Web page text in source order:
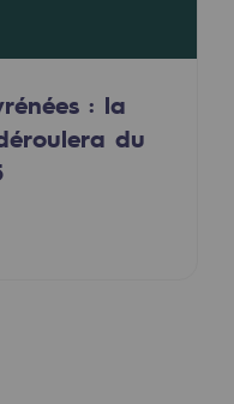
travail
: la
du